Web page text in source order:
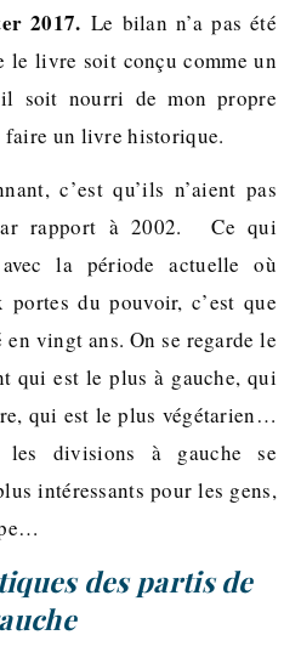
2017. Le bilan n’a pas été
le livre soit conçu comme un
soit nourri de mon propre
faire un livre historique.
c’est qu’ils n’aient pas
rapport à 2002. Ce qui
la période actuelle où
portes du pouvoir, c’est que
vingt ans. On se regarde le
qui est le plus à gauche, qui
qui est le plus végétarien…
les divisions à gauche se
intéressants pour les gens,
des partis de